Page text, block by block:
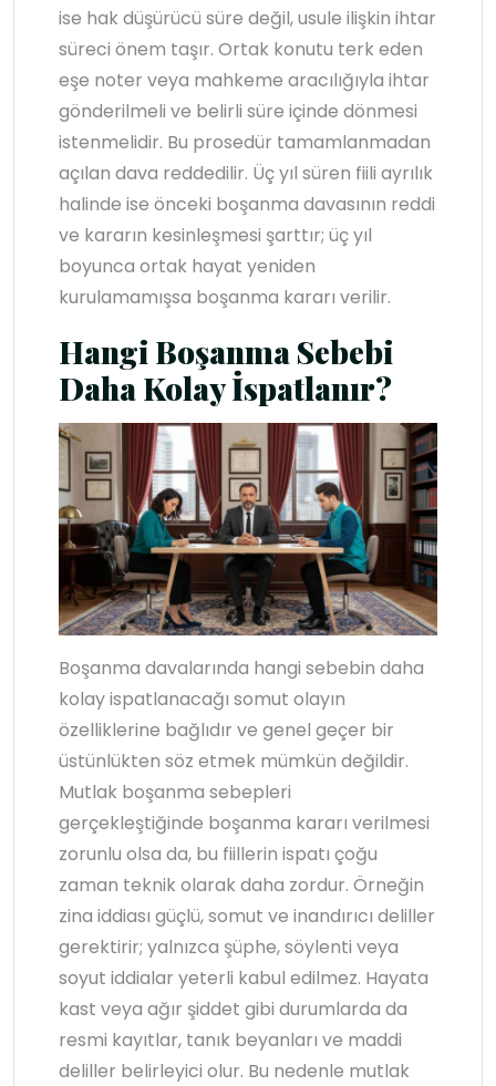
ise hak düşürücü süre değil, usule ilişkin ihtar
süreci önem taşır. Ortak konutu terk eden
eşe noter veya mahkeme aracılığıyla ihtar
gönderilmeli ve belirli süre içinde dönmesi
istenmelidir. Bu prosedür tamamlanmadan
açılan dava reddedilir. Üç yıl süren fiili ayrılık
halinde ise önceki boşanma davasının reddi
ve kararın kesinleşmesi şarttır; üç yıl
boyunca ortak hayat yeniden
kurulamamışsa boşanma kararı verilir.
Hangi Boşanma Sebebi
Daha Kolay İspatlanır?
Boşanma davalarında hangi sebebin daha
kolay ispatlanacağı somut olayın
özelliklerine bağlıdır ve genel geçer bir
üstünlükten söz etmek mümkün değildir.
Mutlak boşanma sebepleri
gerçekleştiğinde boşanma kararı verilmesi
zorunlu olsa da, bu fiillerin ispatı çoğu
zaman teknik olarak daha zordur. Örneğin
zina iddiası güçlü, somut ve inandırıcı deliller
gerektirir; yalnızca şüphe, söylenti veya
soyut iddialar yeterli kabul edilmez. Hayata
kast veya ağır şiddet gibi durumlarda da
resmi kayıtlar, tanık beyanları ve maddi
deliller belirleyici olur. Bu nedenle mutlak